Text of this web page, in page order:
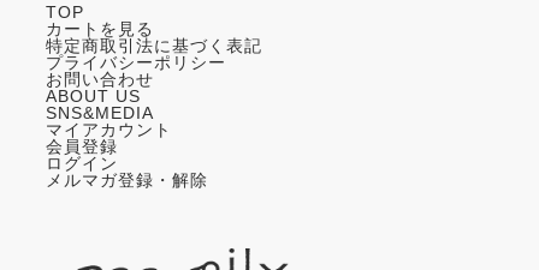
TOP
カートを見る
特定商取引法に基づく表記
プライバシーポリシー
お問い合わせ
ABOUT US
SNS&MEDIA
マイアカウント
会員登録
ログイン
メルマガ登録・解除